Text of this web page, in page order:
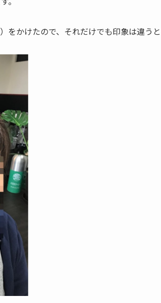
かけたので、それだけでも印象は違うと